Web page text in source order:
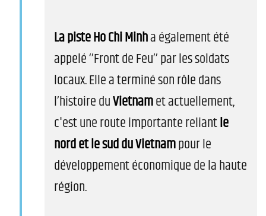
La piste Ho Chi Minha également été
appelé ‘’Front de Feu’’ par les soldats
locaux. Elle a terminé son rôle dans
l’histoire duVietnamet actuellement,
c'est une route importante reliantle
nord et le sud du Vietnampour le
développement économique de la haute
région.